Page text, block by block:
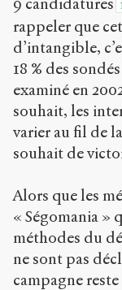
9 candidatures
rappeler que
d’intangible,
18 % des
examiné en
souhait, les
varier au fil de
souhait de
Alors que les
« Ségomania »
méthodes du
ne sont pas
campagne